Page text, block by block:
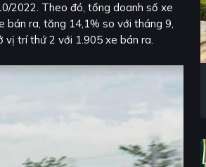
2022. Theo đó, tổng doanh số xe
bán ra, tăng 14,1% so với tháng 9,
vị trí thứ 2 với 1.905 xe bán ra.